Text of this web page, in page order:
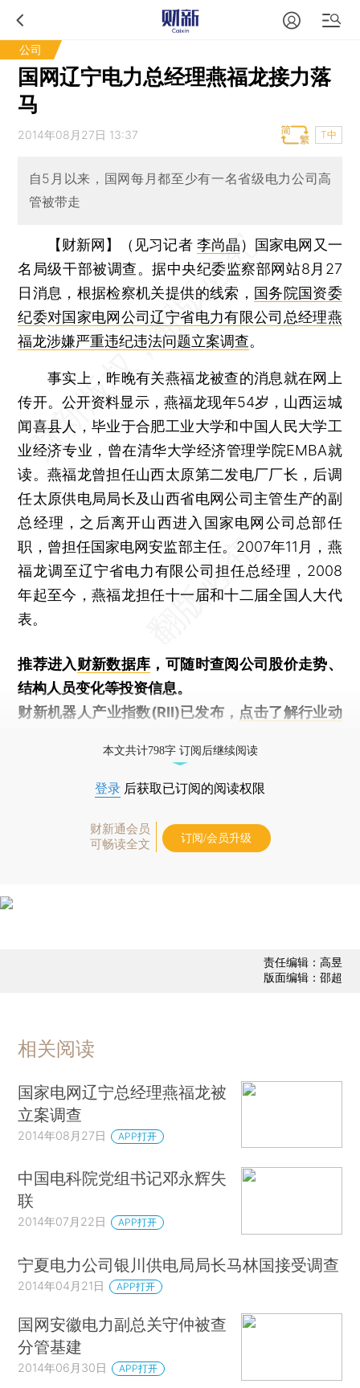
公司
国网辽宁电力总经理燕福龙接力落
马
2014年08月27日 13:37 T中
自5月以来，国网每月都至少有一名省级电力公司高
管被带走
【财新网】（见习记者 李尚晶） 国家电网又一
名局级干部被调查。据中央纪委监察部网站8月27
日消息，根据检察机关提供的线索， 国务院国资委
纪委对国家电网公司辽宁省电力有限公司总经理燕
福龙涉嫌严重违纪违法问题立案调查。
事实上，昨晚有关燕福龙被查的消息就在网上
传开。公开资料显示，燕福龙现年54岁，山西运城
闻喜县人，毕业于合肥工业大学和中国人民大学工
业经济专业，曾在清华大学经济管理学院EMBA就
读。燕福龙曾担任山西太原第二发电厂厂长，后调
任太原供电局局长及山西省电网公司主管生产的副
总经理，之后离开山西进入国家电网公司总部任
职，曾担任国家电网安监部主任。2007年11月，燕
福龙调至辽宁省电力有限公司担任总经理，2008
年起至今，燕福龙担任十一届和十二届全国人大代
表。
推荐进入财新数据库 ，可随时查阅公司股价走势、
结构人员变化等投资信息。
财新机器人产业指数(RII)已发布， 点击了解行业动
本文共计798字 订阅后继续阅读
登录 后获取已订阅的阅读权限
财新通会员
可畅读全文
订阅/会员升级
责任编辑：高昱
版面编辑：邵超
相关阅读
国家电网辽宁总经理燕福龙被
立案调查
2014年08月27日 APP打开
中国电科院党组书记邓永辉失
联
2014年07月22日 APP打开
宁夏电力公司银川供电局局长马林国接受调查
2014年04月21日 APP打开
国网安徽电力副总关守仲被查
分管基建
2014年06月30日 APP打开